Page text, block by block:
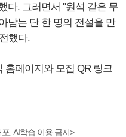
다. 그러면서 "원석 같은 무
남는 단 한 명의 전설을 만
했다.
홈페이지와 모집 QR 링크
, AI학습 이용 금지>